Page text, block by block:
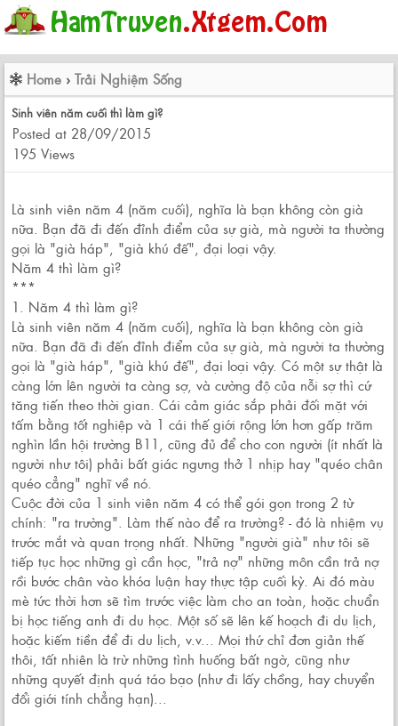
Home › Trải Nghiệm Sống
Sinh viên năm cuối thì làm gì?
Posted at 28/09/2015
195 Views
Là sinh viên năm 4 (năm cuối), nghĩa là bạn không còn già
nữa. Bạn đã đi đến đỉnh điểm của sự già, mà người ta thường
gọi là "già háp", "già khú đế", đại loại vậy.
Năm 4 thì làm gì?
***
1. Năm 4 thì làm gì?
Là sinh viên năm 4 (năm cuối), nghĩa là bạn không còn già
nữa. Bạn đã đi đến đỉnh điểm của sự già, mà người ta thường
gọi là "già háp", "già khú đế", đại loại vậy. Có một sự thật là
càng lớn lên người ta càng sợ, và cường độ của nỗi sợ thì cứ
tăng tiến theo thời gian. Cái cảm giác sắp phải đối mặt với
tấm bằng tốt nghiệp và 1 cái thế giới rộng lớn hơn gấp trăm
nghìn lần hội trường B11, cũng đủ để cho con người (ít nhất là
người như tôi) phải bất giác ngưng thở 1 nhịp hay "quéo chân
quéo cẳng" nghĩ về nó.
Cuộc đời của 1 sinh viên năm 4 có thể gói gọn trong 2 từ
chính: "ra trường". Làm thế nào để ra trường? - đó là nhiệm vụ
trước mắt và quan trọng nhất. Những "người già" như tôi sẽ
tiếp tục học những gì cần học, "trả nợ" những môn cần trả nợ
rồi bước chân vào khóa luận hay thực tập cuối kỳ. Ai đó màu
mè tức thời hơn sẽ tìm trước việc làm cho an toàn, hoặc chuẩn
bị học tiếng anh đi du học. Một số sẽ lên kế hoạch đi du lịch,
hoặc kiếm tiền để đi du lịch, v.v... Mọi thứ chỉ đơn giản thế
thôi, tất nhiên là trừ những tình huống bất ngờ, cũng như
những quyết định quá táo bạo (như đi lấy chồng, hay chuyển
đổi giới tính chẳng hạn)...